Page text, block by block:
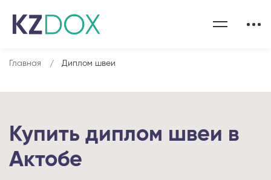
Главная Диплом швеи
Купить диплом швеи в
Актобе